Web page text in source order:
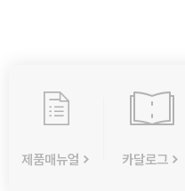
제품매뉴얼 카달로그